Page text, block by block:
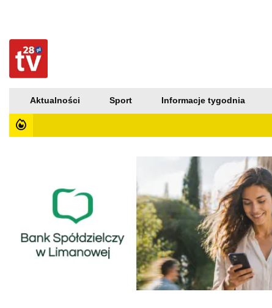
Aktualności Sport Informacje tygodnia